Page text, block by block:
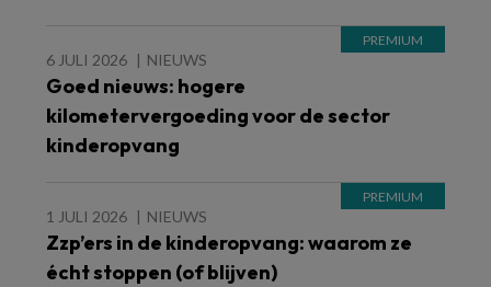
6 JULI 2026 NIEUWS
Goed nieuws: hogere
kilometervergoeding voor de sector
kinderopvang
1 JULI 2026 NIEUWS
Zzp’ers in de kinderopvang: waarom ze
écht stoppen (of blijven)